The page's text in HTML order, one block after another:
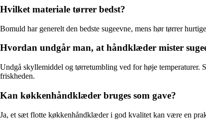
Hvilket materiale tørrer bedst?
Bomuld har generelt den bedste sugeevne, mens hør tørrer
Hvordan undgår man, at håndklæder mister
Undgå skyllemiddel og tørretumbling ved for høje temperaturer.
friskheden.
Kan køkkenhåndklæder bruges som gave?
Ja, et sæt flotte køkkenhåndklæder i god kvalitet kan være en